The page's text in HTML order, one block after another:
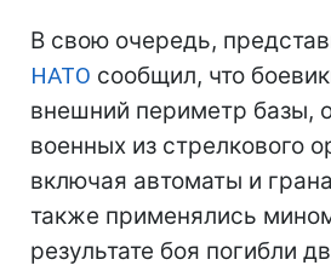
В свою очередь,
НАТО сообщил, что
внешний периметр базы,
военных из стрелкового
включая автоматы и
также применялись
результате боя погибли